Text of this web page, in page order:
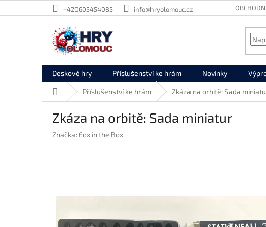
na
+420605454085 info@hryolomouc.cz
Deskové hry Příslušenství ke hrám Novinky
Domů Příslušenství ke hrám Zkáza na orbitě: Sada
Zkáza na orbitě: Sada miniatur
Značka: Fox in the Box